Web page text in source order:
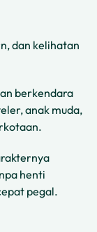
dan kelihatan
berkendara
anak muda,
henti
pegal.